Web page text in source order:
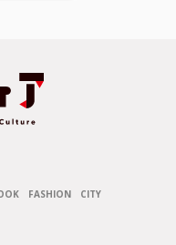
FASHION CITY